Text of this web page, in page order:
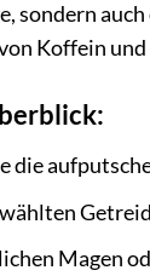
Koffein
die
Magen